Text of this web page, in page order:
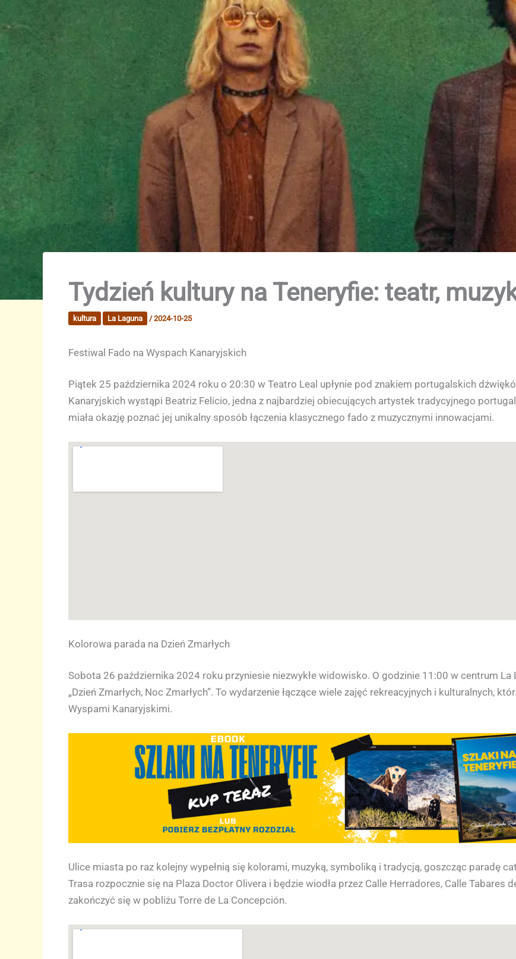
Tydzień kultury na Teneryfie: teatr,
kultura La Laguna /2024-10-25
Festiwal Fado na Wyspach Kanaryjskich
Piątek 25 października 2024 roku o 20:30 w Teatro Leal upłynie pod znakiem portugalskich
Kanaryjskich wystąpi Beatriz Felício, jedna z najbardziej obiecujących artystek tradycyjnego
miała okazję poznać jej unikalny sposób łączenia klasycznego fado z muzycznymi innowacjami.
Kolorowa parada na Dzień Zmarłych
Sobota 26 października 2024 roku przyniesie niezwykłe widowisko. O godzinie 11:00 w centrum
„Dzień Zmarłych, Noc Zmarłych”. To wydarzenie łączące wiele zajęć rekreacyjnych i kulturalnych,
Wyspami Kanaryjskimi.
Ulice miasta po raz kolejny wypełnią się kolorami, muzyką, symboliką i tradycją, goszcząc paradę
Trasa rozpocznie się na Plaza Doctor Olivera i będzie wiodła przez Calle Herradores, Calle Tabares
zakończyć się w pobliżu Torre de La Concepción.